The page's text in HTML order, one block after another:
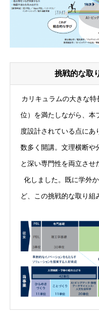
挑戦的な取
カリキュラムの大きな
位）を満たしながら、本
度設計されている点にあ
数多く開講。文理横断や
と深い専門性を両立さ
化しました。既に学外
ど、この挑戦的な取り組